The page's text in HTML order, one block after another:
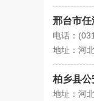
邢台市任
电话：
地址：河
柏乡县公
地址：河